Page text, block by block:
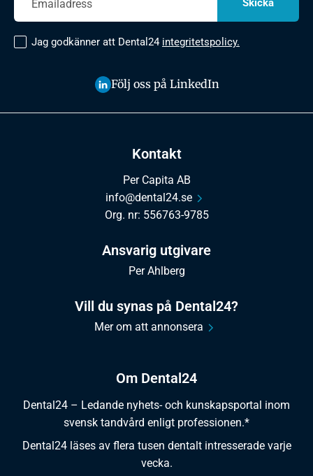
Om Dental24
Dental24 – Ledande nyhets- och kunskapsportal inom
svensk tandvård enligt professionen.*
Dental24 läses av flera tusen dentalt intresserade varje
vecka.
Kontakt
Per Capita AB
info@dental24.se
Org. nr: 556763-9785
Ansvarig utgivare
Per Ahlberg
Vill du synas på Dental24?
Mer om att annonsera
Jag godkänner att Dental24 integritetspolicy.
Följ oss på LinkedIn